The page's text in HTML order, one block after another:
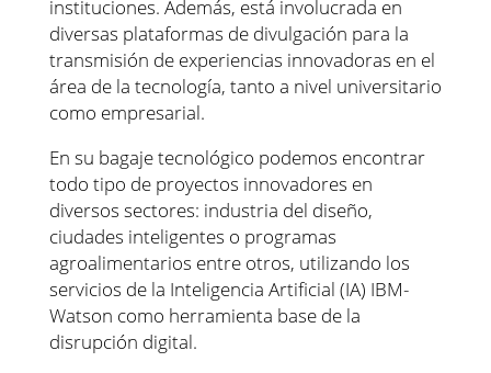
instituciones. Además, está involucrada en
diversas plataformas de divulgación para la
transmisión de experiencias innovadoras en el
área de la tecnología, tanto a nivel universitario
como empresarial.
En su bagaje tecnológico podemos encontrar
todo tipo de proyectos innovadores en
diversos sectores: industria del diseño,
ciudades inteligentes o programas
agroalimentarios entre otros, utilizando los
servicios de la Inteligencia Artificial (IA) IBM-
Watson como herramienta base de la
disrupción digital.